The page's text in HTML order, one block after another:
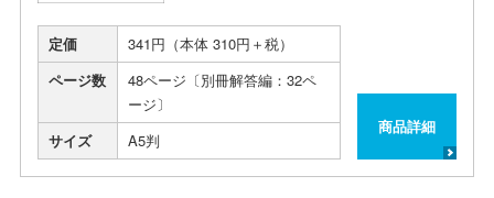
定価
341円（本体 310円＋税）
ページ数
48ページ〔別冊解答編：32ペ
ージ〕
サイズ
A5判
商品詳細